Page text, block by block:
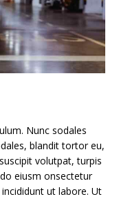
Nunc sodales
blandit tortor eu,
volutpat, turpis
eiusm onsectetur
ut labore. Ut